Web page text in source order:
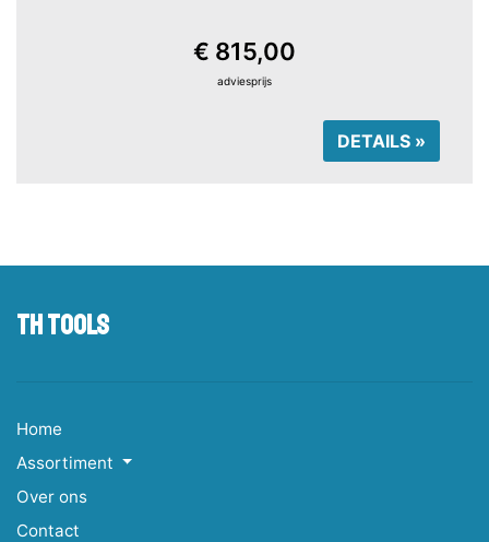
€ 815,00
adviesprijs
DETAILS »
TH tools
Home
Assortiment
Over ons
Contact